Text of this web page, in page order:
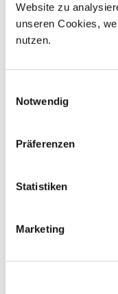
Website zu
unseren Cookies,
nutzen.
Notwendig
Präferenzen
Statistiken
Marketing
21 22 23